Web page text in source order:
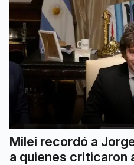
Milei recordó a
a quienes criticaron